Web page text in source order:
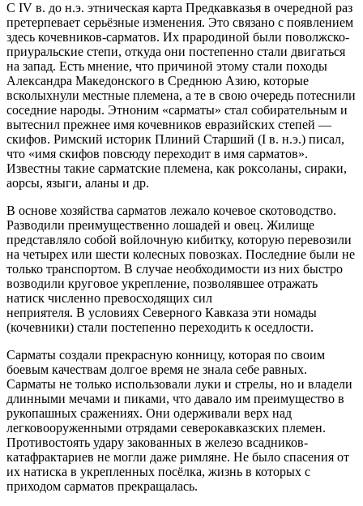
С IV в. до н.э. этническая карта Предкавказья в очередной раз
претерпевает серьёзные изменения. Это связано с появлением
здесь кочевников-сарматов. Их прародиной были поволжско-
приуральские степи, откуда они постепенно стали двигаться
на запад. Есть мнение, что причиной этому стали походы
Александра Македонского в Среднюю Азию, которые
всколыхнули местные племена, а те в свою очередь потеснили
соседние народы. Этноним «сарматы» стал собирательным и
вытеснил прежнее имя кочевников евразийских степей —
скифов. Римский историк Плиний Старший (I в. н.э.) писал,
что «имя скифов повсюду переходит в имя сарматов».
Известны такие сарматские племена, как роксоланы, сираки,
аорсы, языги, аланы и др.
В основе хозяйства сарматов лежало кочевое скотоводство.
Разводили преимущественно лошадей и овец. Жилище
представляло собой войлочную кибитку, которую перевозили
на четырех или шести колесных повозках. Последние были не
только транспортом. В случае необходимости из них быстро
возводили круговое укрепление, позволявшее отражать
натиск численно превосходящих сил
неприятеля. В условиях Северного Кавказа эти номады
(кочевники) стали постепенно переходить к оседлости.
Сарматы создали прекрасную конницу, которая по своим
боевым качествам долгое время не знала себе равных.
Сарматы не только использовали луки и стрелы, но и владели
длинными мечами и пиками, что давало им преимущество в
рукопашных сражениях. Они одерживали верх над
легковооруженными отрядами северокавказских племен.
Противостоять удару закованных в железо всадников-
катафрактариев не могли даже римляне. Не было спасения от
их натиска в укрепленных посёлка, жизнь в которых с
приходом сарматов прекращалась.